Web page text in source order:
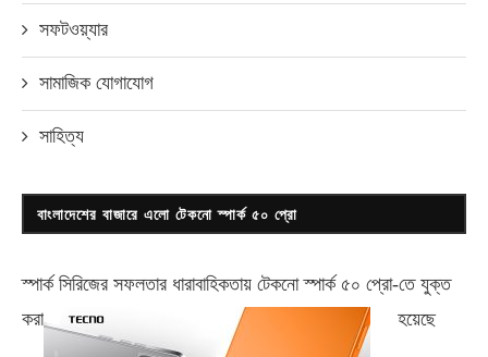
সফটওয়্যার
সামাজিক যোগাযোগ
সাহিত্য
বাংলাদেশের বাজারে এলো টেকনো স্পার্ক ৫০ প্রো
স্পার্ক সিরিজের সফলতার ধারাবাহিকতায় টেকনোস্পার্ক ৫০ প্রো-তে যুক্ত
করা
হয়েছে